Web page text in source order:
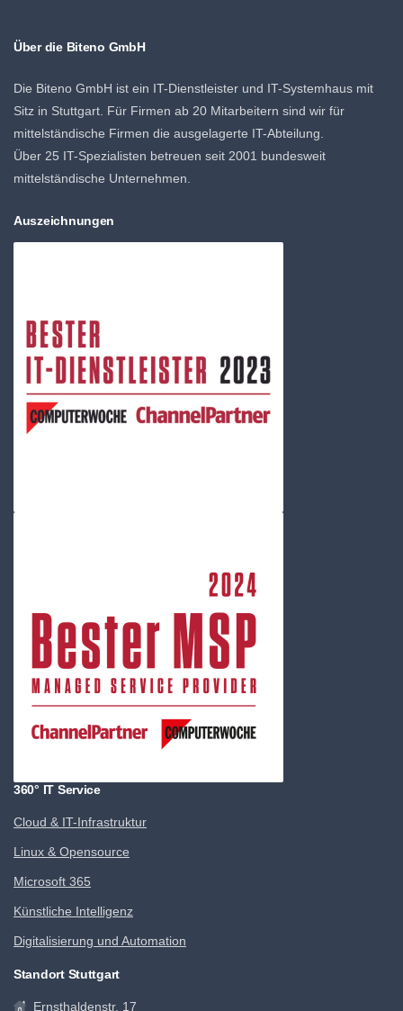
Über die Biteno GmbH
Die Biteno GmbH ist ein IT-Dienstleister und IT-Systemhaus mit
Sitz in Stuttgart. Für Firmen ab 20 Mitarbeitern sind wir für
mittelständische Firmen die ausgelagerte IT-Abteilung.
Über 25 IT-Spezialisten betreuen seit 2001 bundesweit
mittelständische Unternehmen.
Auszeichnungen
360° IT Service
Cloud & IT-Infrastruktur
Linux & Opensource
Microsoft 365
Künstliche Intelligenz
Digitalisierung und Automation
Standort Stuttgart
Ernsthaldenstr. 17